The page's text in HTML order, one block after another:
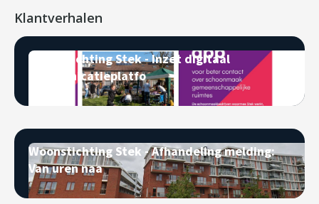
Klantverhalen
Woonstichting Stek - Inzet digitaal
communicatieplatfo
Woonstichting Stek - Afhandeling melding:
Van uren naa